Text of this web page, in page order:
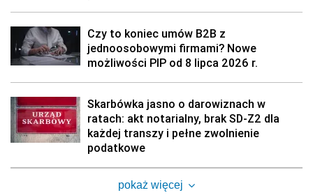
Czy to koniec umów B2B z
jednoosobowymi firmami? Nowe
możliwości PIP od 8 lipca 2026 r.
Skarbówka jasno o darowiznach w
ratach: akt notarialny, brak SD-Z2 dla
każdej transzy i pełne zwolnienie
podatkowe
pokaż więcej